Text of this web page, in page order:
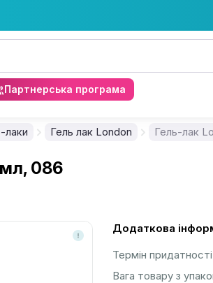
Партнерська програма
лаки Гель лак London Гель-лак
мл, 086
Додаткова
Термін придатності
Вага товару з